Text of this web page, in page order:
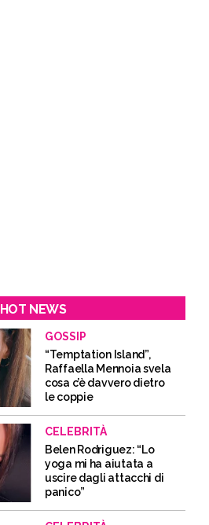
HOT NEWS
GOSSIP
“Temptation Island”,
Raffaella Mennoia svela
cosa c’è davvero dietro
le coppie
CELEBRITÀ
Belen Rodriguez: “Lo
yoga mi ha aiutata a
uscire dagli attacchi di
panico”